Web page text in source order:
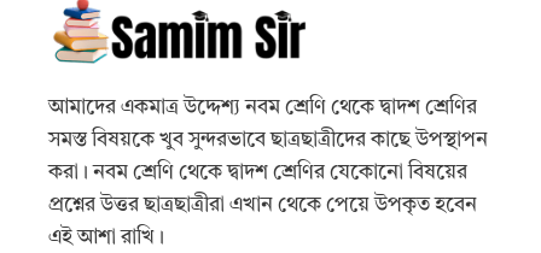
আমাদের একমাত্র উদ্দেশ্য নবম শ্রেণি থেকে দ্বাদশ শ্রেণির
সমস্ত বিষয়কে খুব সুন্দরভাবে ছাত্রছাত্রীদের কাছে উপস্থাপন
করা। নবম শ্রেণি থেকে দ্বাদশ শ্রেণির যেকোনো বিষয়ের
প্রশ্নের উত্তর ছাত্রছাত্রীরা এখান থেকে পেয়ে উপকৃত হবেন
এই আশা রাখি।